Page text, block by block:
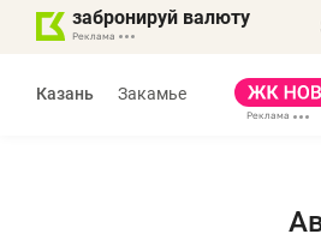
забронируй валюту
Казань Закамье